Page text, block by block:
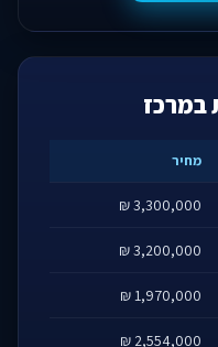
במרכז
מחיר
3,300,000 ₪
3,200,000 ₪
1,970,000 ₪
2,554,000 ₪